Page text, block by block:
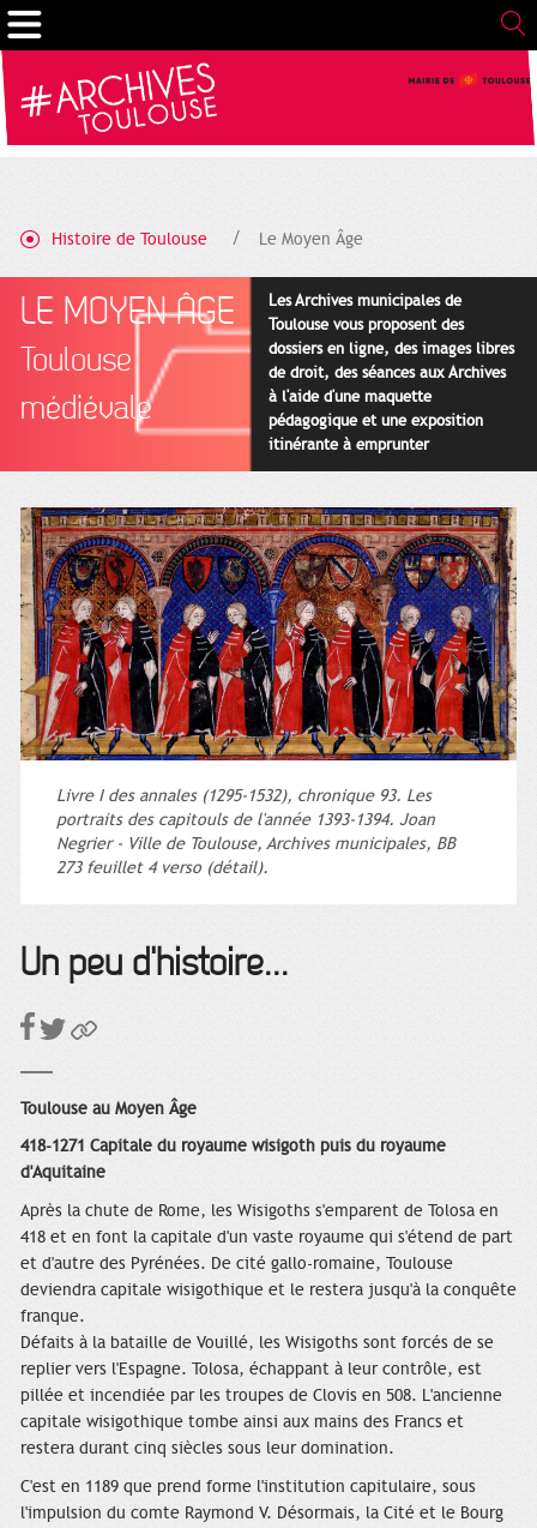
Histoire de Toulouse Le Moyen Âge
LE MOYEN ÂGE
Toulouse
médiévale
Les Archives municipales de
Toulouse vous proposent des
dossiers en ligne, des images libres
de droit, des séances aux Archives
à l'aide d'une maquette
pédagogique et une exposition
itinérante à emprunter
gratuitement.
Livre I des annales (1295-1532), chronique 93. Les
portraits des capitouls de l'année 1393-1394. Joan
Negrier - Ville de Toulouse, Archives municipales, BB
273 feuillet 4 verso (détail).
Un peu d'histoire...
Toulouse au Moyen Âge
418-1271 Capitale du royaume wisigoth puis du royaume
d'Aquitaine
Après la chute de Rome, les Wisigoths s'emparent de Tolosa en
418 et en font la capitale d'un vaste royaume qui s'étend de part
et d'autre des Pyrénées. De cité gallo-romaine, Toulouse
deviendra capitale wisigothique et le restera jusqu'à la conquête
franque.
Défaits à la bataille de Vouillé, les Wisigoths sont forcés de se
replier vers l'Espagne. Tolosa, échappant à leur contrôle, est
pillée et incendiée par les troupes de Clovis en 508. L'ancienne
capitale wisigothique tombe ainsi aux mains des Francs et
restera durant cinq siècles sous leur domination.
C'est en 1189 que prend forme l'institution capitulaire, sous
l'impulsion du comte Raymond V. Désormais, la Cité et le Bourg
Gestion de vos préférences sur les cookies